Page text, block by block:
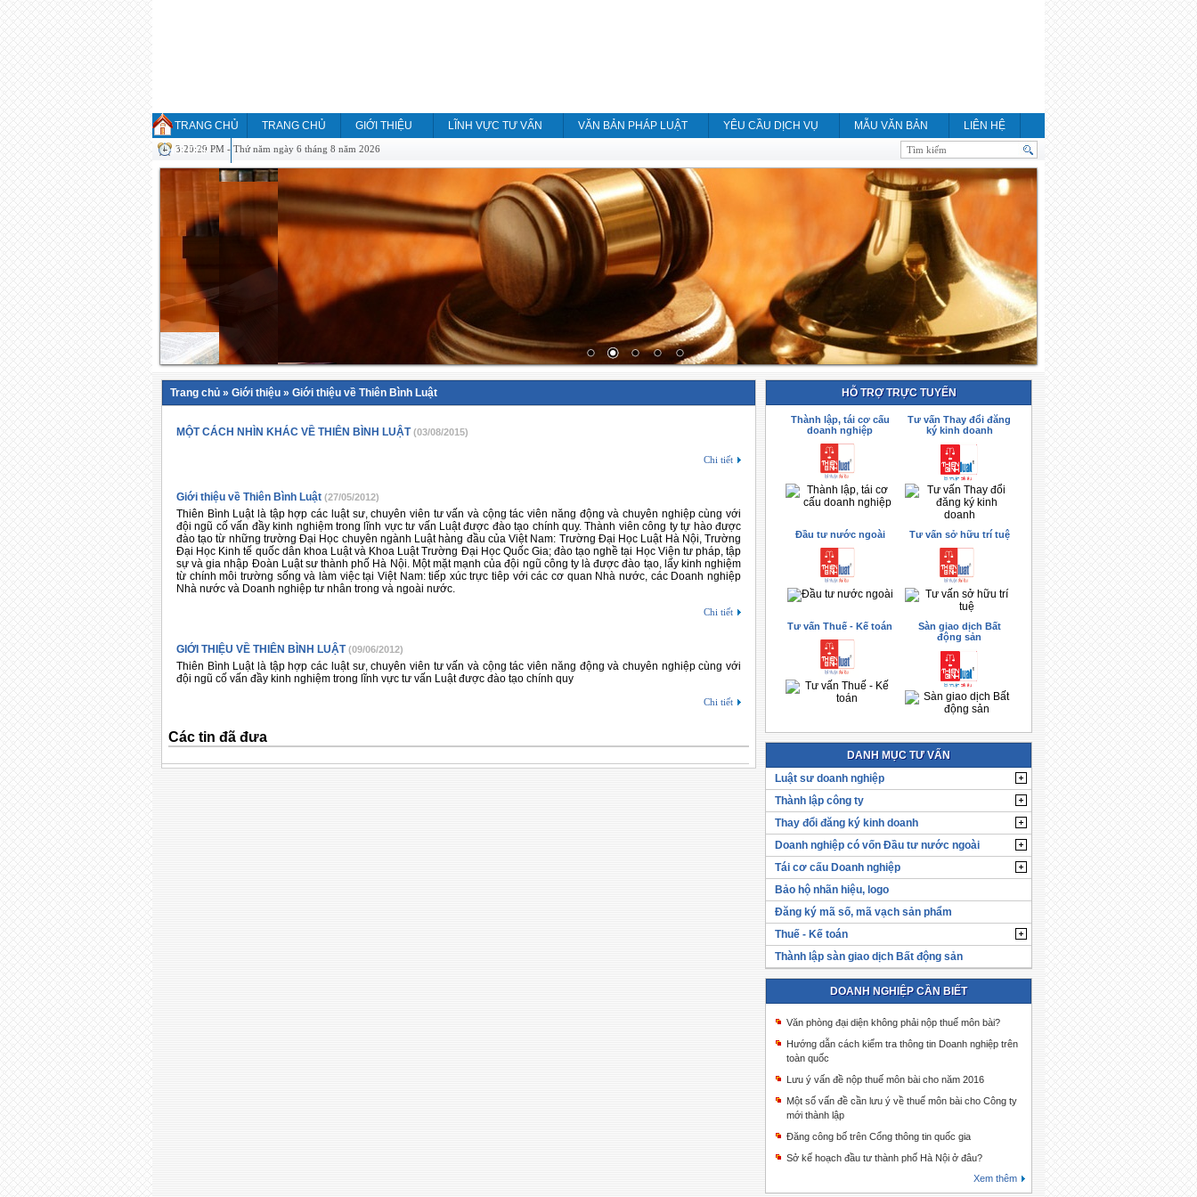
TRANG CHỦ TRANG CHỦ GIỚI THIỆU LĨNH VỰC TƯ VẤN VĂN BẢN PHÁP LUẬT YÊU CẦU DỊCH VỤ MẪU VĂN BẢN
LIÊN HỆ
HỎI ĐÁP
3:20:29 PM - Thứ năm ngày 6 tháng 8 năm 2026
Trang chủ » Giới thiệu » Giới thiệu về Thiên Bình Luật
MỘT CÁCH NHÌN KHÁC VỀ THIÊN BÌNH LUẬT(03/08/2015)
Chi tiết
Giới thiệu về Thiên Bình Luật (27/05/2012)
Thiên Bình Luật là tập hợp các luật sư, chuyên viên tư vấn và cộng tác viên năng động và chuyên nghiệp cùng với
đội ngũ cố vấn đầy kinh nghiệm trong lĩnh vực tư vấn Luật được đào tạo chính quy. Thành viên công ty tự hào được
đào tạo từ những trường Đại Học chuyên ngành Luật hàng đầu của Việt Nam: Trường Đại Học Luật Hà Nội, Trường
Đại Học Kinh tế quốc dân khoa Luật và Khoa Luật Trường Đại Học Quốc Gia; đào tạo nghề tại Học Viện tư pháp, tập
sự và gia nhập Đoàn Luật sư thành phố Hà Nội. Một mặt mạnh của đội ngũ công ty là được đào tạo, lấy kinh nghiệm
từ chính môi trường sống và làm việc tại Việt Nam: tiếp xúc trực tiêp với các cơ quan Nhà nước, các Doanh nghiệp
Nhà nước và Doanh nghiệp tư nhân trong và ngoài nước.
Chi tiết
GIỚI THIỆU VỀ THIÊN BÌNH LUẬT(09/06/2012)
Thiên Bình Luật là tập hợp các luật sư, chuyên viên tư vấn và cộng tác viên năng động và chuyên nghiệp cùng với
đội ngũ cố vấn đầy kinh nghiệm trong lĩnh vực tư vấn Luật được đào tạo chính quy
Chi tiết
Các tin đã đưa
HỖ TRỢ TRỰC TUYẾN
Thành lập, tái cơ cấu
doanh nghiệp
Tư vấn Thay đổi đăng
ký kinh doanh
Đầu tư nước ngoài Tư vấn sở hữu trí tuệ
Tư vấn Thuế - Kế toán
Sàn giao dịch Bất
động sản
DANH MỤC TƯ VẤN
Luật sư doanh nghiệp
Thành lập công ty
Thay đổi đăng ký kinh doanh
Doanh nghiệp có vốn Đầu tư nước ngoài
Tái cơ cấu Doanh nghiệp
Bảo hộ nhãn hiệu, logo
Đăng ký mã số, mã vạch sản phẩm
Thuế - Kế toán
Thành lập sàn giao dịch Bất động sản
DOANH NGHIỆP CẦN BIẾT
Văn phòng đại diện không phải nộp thuế môn bài?
Hướng dẫn cách kiểm tra thông tin Doanh nghiệp trên
toàn quốc
Lưu ý vấn đề nộp thuế môn bài cho năm 2016
Một số vấn đề cần lưu ý về thuế môn bài cho Công ty
mới thành lập
Đăng công bố trên Cổng thông tin quốc gia
Sở kế hoạch đầu tư thành phố Hà Nội ở đâu?
Xem thêm